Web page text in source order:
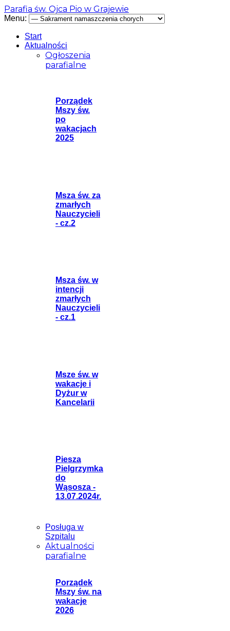
Parafia św. Ojca Pio w Grajewie
Menu:
Start
Aktualności
Ogłoszenia
parafialne
Porządek
Mszy św.
po
wakacjach
2025
Msza św. za
zmarłych
Nauczycieli
- cz.2
Msza św. w
intencji
zmarłych
Nauczycieli
- cz.1
Msze św. w
wakacje i
Dyżur w
Kancelarii
Piesza
Pielgrzymka
do
Wąsosza -
13.07.2024r.
Posługa w
Szpitalu
Aktualności
parafialne
Porządek
Mszy św. na
wakacje
2026